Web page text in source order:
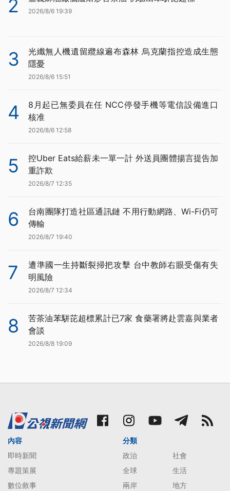
2 2026/8/6 19:39
3
光纖無人機遺留纜線遍布森林 烏克蘭指控造成生態
隱憂
2026/8/6 15:51
4
8月起已無委員在任 NCC停發手機等電信設備進口
核准
2026/8/6 12:58
5
控Uber Eats給薪未一單一計 外送員團體揚言提告加
重詐欺
2026/8/7 12:35
6
台南團隊打造社區通訊鏈 不用行動網路、Wi-Fi仍可
傳輸
2026/8/7 19:40
7
遭準國一生持斷裂掃把攻擊 台中教師右眼受傷有失
明風險
2026/8/7 12:34
8
苦茶油苯駢芘超標累計已7家 食藥署將赴雲嘉與業者
會談
2026/8/8 19:09
內容
即時新聞
專題策展
數位敘事
分類
政治
社會
全球
生活
兩岸
地方